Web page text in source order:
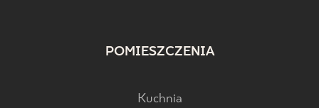
POMIESZCZENIA
Kuchnia